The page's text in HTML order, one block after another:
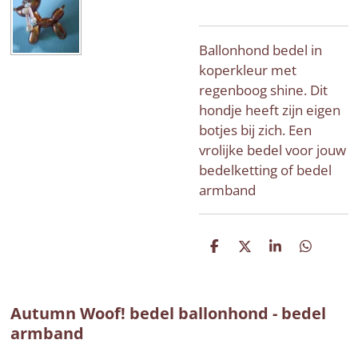
Ballonhond bedel in
koperkleur met
regenboog shine. Dit
hondje heeft zijn eigen
botjes bij zich. Een
vrolijke bedel voor jouw
bedelketting of bedel
armband
D
n
D
S
D
n
Autumn Woof! bedel ballonhond - bedel
armband